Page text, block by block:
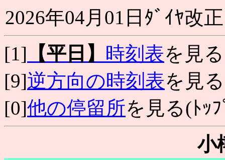
2026年04月01日ﾀﾞｲﾔ改正
[1] 【平日】 時刻表を見る
[9]逆方向の時刻表を見る
[0]他の停留所を見る(ﾄｯ
小